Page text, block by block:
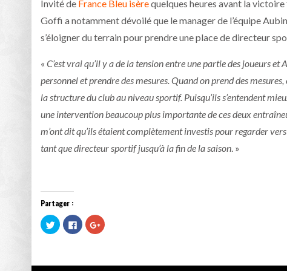
Invité de France Bleu isèrequelques heures avant la
Goffi a notamment dévoilé que le manager de l’équipe
s’éloigner du terrain pour prendre une place de directeur
« C’est vrai qu’il y a de la tension entre une partie des joueurs
personnel et prendre des mesures. Quand on prend des
la structure du club au niveau sportif. Puisqu’ils s’entendent
une intervention beaucoup plus importante de ces deux
m’ont dit qu’ils étaient complètement investis pour regarder
tant que directeur sportif jusqu’à la fin de la saison . »
Partager :
Cliquez
pour
partager
une
Cliquez
pour
partager
une
Cliquez
pour
dans